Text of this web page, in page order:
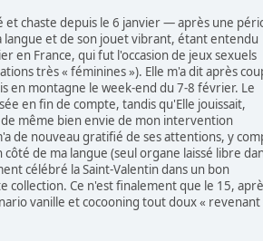
et chaste depuis le 6 janvier — après une
et de son jouet vibrant, étant entendu
en France, qui fut l'occasion de jeux sexuels
très « féminines »). Elle m'a dit après
en montagne le week-end du 7-8 février. Le
en fin de compte, tandis qu'Elle jouissait,
même bien envie de mon intervention
de nouveau gratifié de ses attentions, y
de ma langue (seul organe laissé libre
célébré la Saint-Valentin dans un bon
collection. Ce n'est finalement que le 15,
vanille et cocooning tout doux « revenant